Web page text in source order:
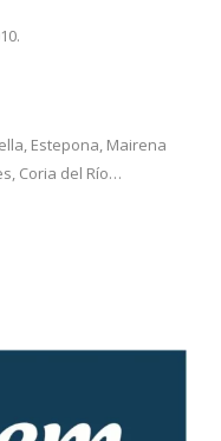
Estepona, Mairena
Coria del Río…